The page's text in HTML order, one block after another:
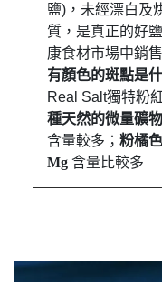
鹽)，未經漂白及
質，是真正的好
康食材市場中銷
有顏色的斑點是
Real Salt獨特粉
種天然的微量礦
含量較多； 粉橘
Mg 含量比較多